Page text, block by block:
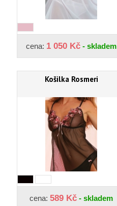
cena: 1 050 Kč - skladem
Košilka Rosmeri
cena: 589 Kč - skladem